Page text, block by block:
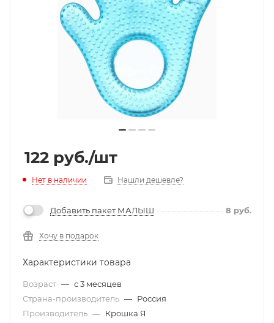
122 руб./шт
Нет в наличии Нашли дешевле?
Добавить пакет МАЛЫШ 8 руб.
Хочу в подарок
Характеристики товара
Возраст — с 3 месяцев
Страна-производитель — Россия
Производитель — Крошка Я